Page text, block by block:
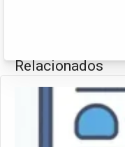
Relacionados